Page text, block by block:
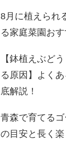
8月に植えられ
る家庭菜園お
【鉢植えぶど
る原因】よく
底解説！
青森で育てる
の目安と長く